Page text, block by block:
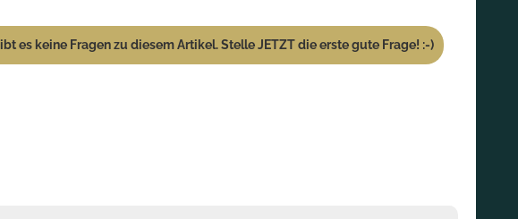
es keine Fragen zu diesem Artikel. Stelle JETZT die erste gute Frage! :-)